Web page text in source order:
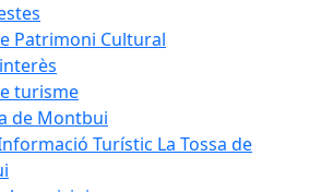
Patrimoni Cultural
turisme
de Montbui
Turístic La Tossa de